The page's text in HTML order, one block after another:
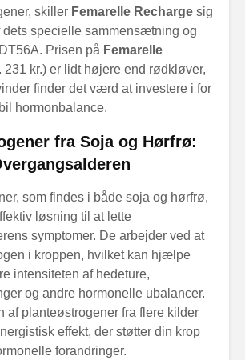
skiller Femarelle Recharge sig
dets specielle sammensætning og
Prisen på Femarelle
231 kr.) er lidt højere end rødkløver,
finder det værd at investere i for
hormonbalance.
fra Soja og Hørfrø:
som findes i både soja og hørfrø,
løsning til at lette
symptomer. De arbejder ved at
i kroppen, hvilket kan hjælpe
intensiteten af hedeture,
og andre hormonelle ubalancer.
af planteøstrogener fra flere kilder
effekt, der støtter din krop
forandringer.